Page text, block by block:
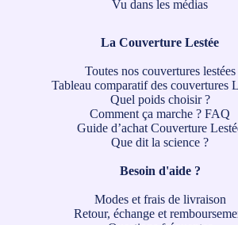
Vu dans les médias
La Couverture Lestée
Toutes nos couvertures lestées
Tableau comparatif des couvertures
Quel poids choisir ?
Comment ça marche ? FAQ
Guide d’achat Couverture
Que dit la science ?
Besoin d'aide ?
Modes et frais de livraison
Retour, échange et